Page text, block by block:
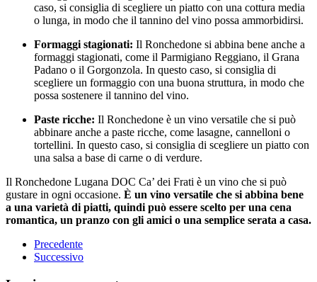
caso, si consiglia di scegliere un piatto con una cottura media
o lunga, in modo che il tannino del vino possa ammorbidirsi.
Formaggi stagionati: Il Ronchedone si abbina bene anche a
formaggi stagionati, come il Parmigiano Reggiano, il Grana
Padano o il Gorgonzola. In questo caso, si consiglia di
scegliere un formaggio con una buona struttura, in modo che
possa sostenere il tannino del vino.
Paste ricche: Il Ronchedone è un vino versatile che si può
abbinare anche a paste ricche, come lasagne, cannelloni o
tortellini. In questo caso, si consiglia di scegliere un piatto con
una salsa a base di carne o di verdure.
Il Ronchedone Lugana DOC Ca’ dei Frati è un vino che si può
gustare in ogni occasione. È un vino versatile che si abbina bene
a una varietà di piatti, quindi può essere scelto per una cena
romantica, un pranzo con gli amici o una semplice serata a casa.
Precedente
Successivo